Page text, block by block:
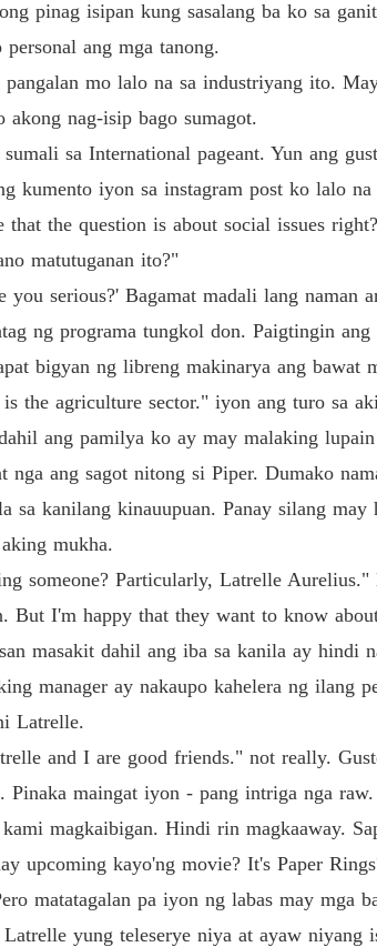
pinag isipan kung sasalang ba ko sa
ang mga tanong.
pangalan mo lalo na sa industriyang ito.
akong nag-isip bago sumagot.
sa International pageant. Yun ang
kumento iyon sa instagram post ko lalo
that the question is about social issues
matutuganan ito?"
you serious?' Bagamat madali lang naman
ng programa tungkol don. Paigtingin
bigyan ng libreng makinarya ang bawat
the agriculture sector." iyon ang turo sa
ang pamilya ko ay may malaking
nga ang sagot nitong si Piper. Dumako
sa kanilang kinauupuan. Panay silang
mukha.
someone? Particularly, Latrelle
But I'm happy that they want to know
masakit dahil ang iba sa kanila ay hindi
manager ay nakaupo kahelera ng ilang
Latrelle.
and I are good friends." not really.
Pinaka maingat iyon - pang intriga nga raw.
magkaibigan. Hindi rin magkaaway.
upcoming kayo'ng movie? It's Paper
matatagalan pa iyon ng labas may mga
yung teleserye niya at ayaw niyang